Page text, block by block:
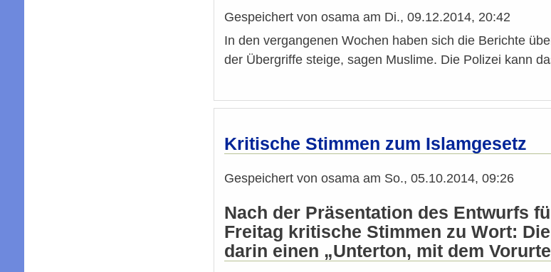
Gespeichert von osamaam Di., 09.12.2014, 20:42
In den vergangenen Wochen haben sich die Berichte
der Übergriffe steige, sagen Muslime. Die Polizei kann
Kritische Stimmen zum Islamgesetz
Gespeichert von osama am So., 05.10.2014, 09:26
Nach der Präsentation des Entwurfs
Freitag kritische Stimmen zu Wort:
darin einen „Unterton, mit dem